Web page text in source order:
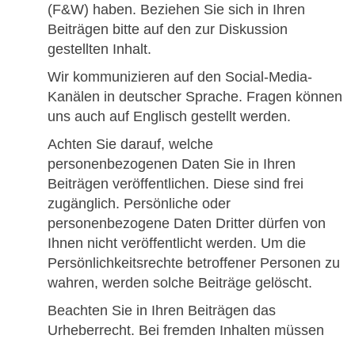
(F&W) haben. Beziehen Sie sich in Ihren
Beiträgen bitte auf den zur Diskussion
gestellten Inhalt.
Wir kommunizieren auf den Social-Media-
Kanälen in deutscher Sprache. Fragen können
uns auch auf Englisch gestellt werden.
Achten Sie darauf, welche
personenbezogenen Daten Sie in Ihren
Beiträgen veröffentlichen. Diese sind frei
zugänglich. Persönliche oder
personenbezogene Daten Dritter dürfen von
Ihnen nicht veröffentlicht werden. Um die
Persönlichkeitsrechte betroffener Personen zu
wahren, werden solche Beiträge gelöscht.
Beachten Sie in Ihren Beiträgen das
Urheberrecht. Bei fremden Inhalten müssen